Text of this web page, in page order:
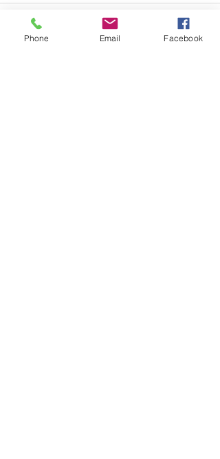
Phone Email Facebook